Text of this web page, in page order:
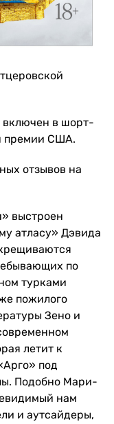
включен в шорт-
премии США.
отзывов на
выстроен
атласу» Дэвида
по
турками
пожилого
Зено и
летит к
под
Подобно Мари-
нам
и аутсайдеры,